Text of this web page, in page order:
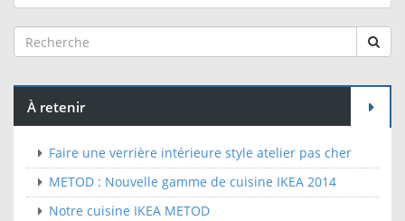
À retenir
Faire une verrière intérieure style atelier pas cher
METOD : Nouvelle gamme de cuisine IKEA 2014
Notre cuisine IKEA METOD